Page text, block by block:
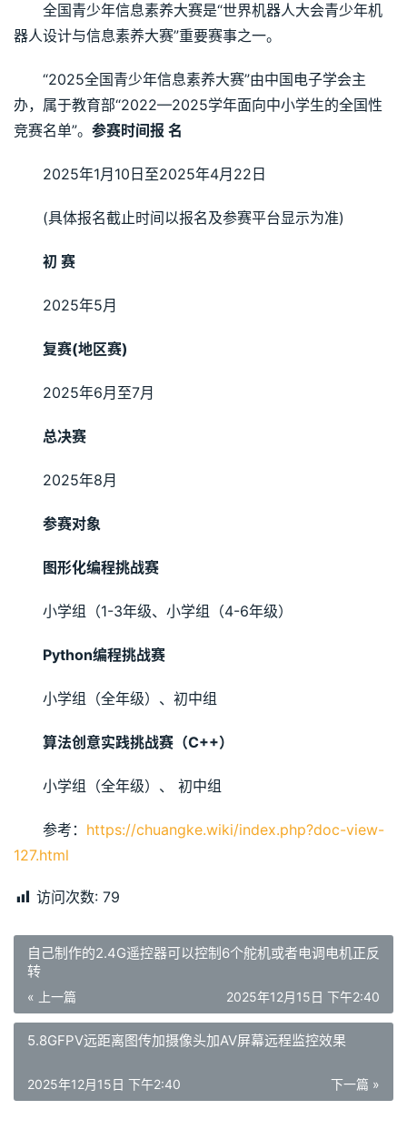
全国青少年信息素养大赛是“世界机器人大会青少年机
器人设计与信息素养大赛”重要赛事之一。
“2025全国青少年信息素养大赛”由中国电子学会主
办，属于教育部“2022—2025学年面向中小学生的全国性
竞赛名单”。 参赛时间报 名
2025年1月10日至2025年4月22日
(具体报名截止时间以报名及参赛平台显示为准)
初 赛
2025年5月
复赛(地区赛)
2025年6月至7月
总决赛
2025年8月
参赛对象
图形化编程挑战赛
小学组（1-3年级、小学组（4-6年级）
Python编程挑战赛
小学组（全年级）、初中组
算法创意实践挑战赛（C++）
小学组（全年级）、 初中组
参考： https://chuangke.wiki/index.php?doc-view-
127.html
访问次数: 79
自己制作的2.4G遥控器可以控制6个舵机或者电调电机正反
转
« 上一篇 2025年12月15日 下午2:40
5.8GFPV远距离图传加摄像头加AV屏幕远程监控效果
下一篇 »
2025年12月15日 下午2:40